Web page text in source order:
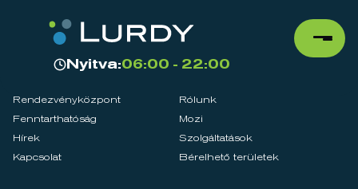
Nyitva:06:00 - 22:00
Rendezvényközpont
Rólunk
Fenntarthatóság
Mozi
Hírek
Szolgáltatások
Kapcsolat
Bérelhető területek